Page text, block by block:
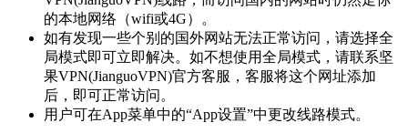
的本地网络（wifi或4G）。
如有发现一些个别的国外网站无法正常访问，请选择全
局模式即可立即解决。如不想使用全局模式，请联系坚
果VPN(JianguoVPN)官方客服，客服将这个网址添加
后，即可正常访问。
用户可在App菜单中的“App设置”中更改线路模式。